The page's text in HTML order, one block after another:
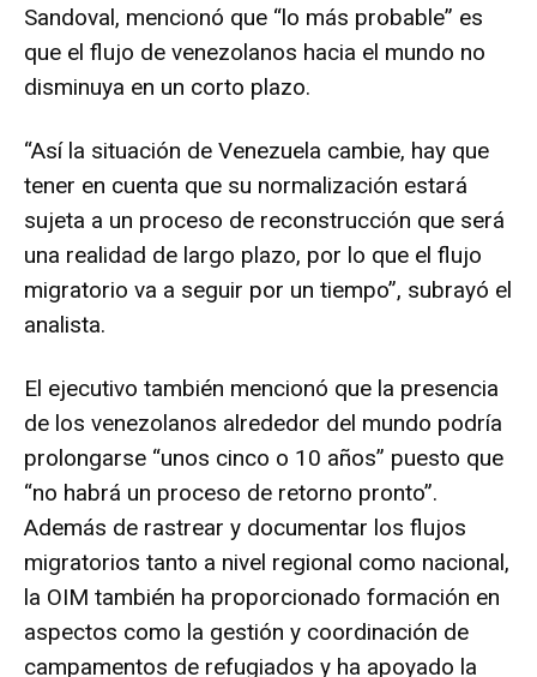
Sandoval, mencionó que “lo más probable” es
que el flujo de venezolanos hacia el mundo no
disminuya en un corto plazo.
“Así la situación de Venezuela cambie, hay que
tener en cuenta que su normalización estará
sujeta a un proceso de reconstrucción que será
una realidad de largo plazo, por lo que el flujo
migratorio va a seguir por un tiempo”, subrayó el
analista.
El ejecutivo también mencionó que la presencia
de los venezolanos alrededor del mundo podría
prolongarse “unos cinco o 10 años” puesto que
“no habrá un proceso de retorno pronto”.
Además de rastrear y documentar los flujos
migratorios tanto a nivel regional como nacional,
la OIM también ha proporcionado formación en
aspectos como la gestión y coordinación de
campamentos de refugiados y ha apoyado la